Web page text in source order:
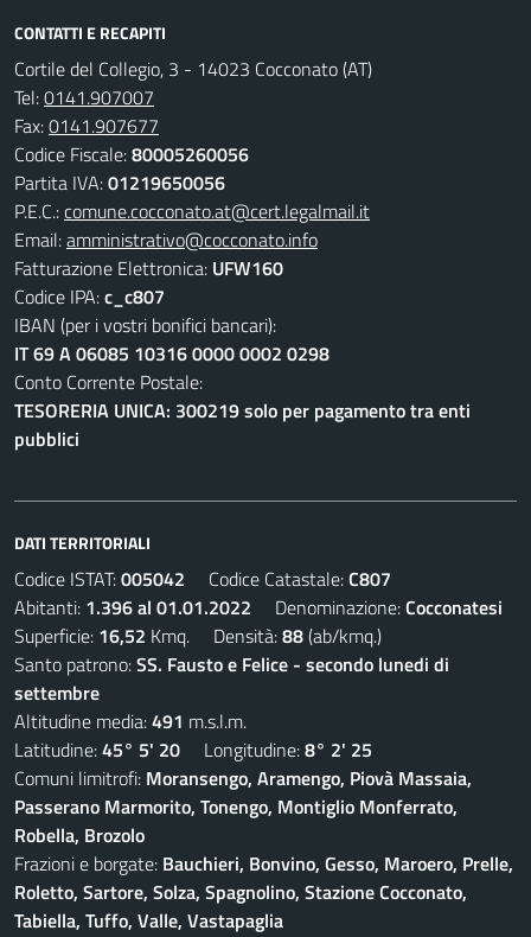
CONTATTI E RECAPITI
Cortile del Collegio, 3 - 14023 Cocconato (AT)
Tel:0141.907007
Fax:0141.907677
Codice Fiscale:80005260056
Partita IVA:01219650056
P.E.C.:comune.cocconato.at@cert.legalmail.it
Email:amministrativo@cocconato.info
Fatturazione Elettronica: UFW160
Codice IPA:c_c807
IBAN (per i vostri bonifici bancari):
IT 69 A 06085 10316 0000 0002 0298
Conto Corrente Postale:
TESORERIA UNICA: 300219 solo per pagamento tra enti
pubblici
DATI TERRITORIALI
Codice ISTAT:005042 Codice Catastale:C807
Abitanti: 1.396 al 01.01.2022 Denominazione:Cocconatesi
Superficie: 16,52 Kmq. Densità:88(ab/kmq.)
Santo patrono:SS. Fausto e Felice - secondo lunedi di
settembre
Altitudine media:491 m.s.l.m.
Latitudine:45° 5' 20 Longitudine:8° 2' 25
Comuni limitrofi: Moransengo, Aramengo, Piovà Massaia,
Passerano Marmorito, Tonengo, Montiglio Monferrato,
Robella, Brozolo
Frazioni e borgate: Bauchieri, Bonvino, Gesso, Maroero, Prelle,
Roletto, Sartore, Solza, Spagnolino, Stazione Cocconato,
Tabiella, Tuffo, Valle, Vastapaglia